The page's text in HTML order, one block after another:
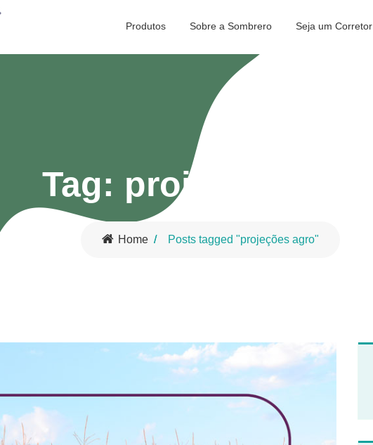
Produtos Sobre a Sombrero Seja um Corretor
Tag: projeções agro
Home Posts tagged "projeções agro"